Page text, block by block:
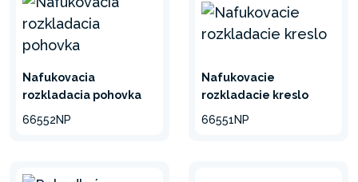
Nafukovacia
rozkladacia pohovka
66552NP
Nafukovacie
rozkladacie kreslo
66551NP